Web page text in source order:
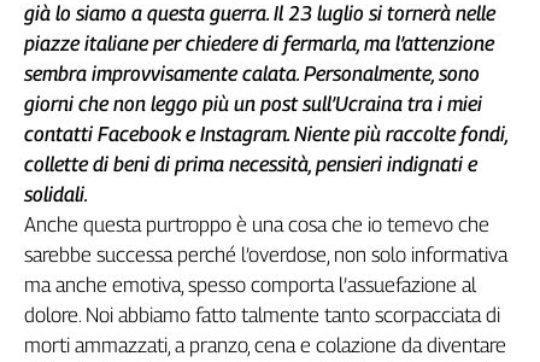
già lo siamo a questa guerra. Il 23 luglio si tornerà nelle
piazze italiane per chiedere di fermarla, ma l’attenzione
sembra improvvisamente calata. Personalmente, sono
giorni che non leggo più un post sull’Ucraina tra i miei
contatti Facebook e Instagram. Niente più raccolte fondi,
collette di beni di prima necessità, pensieri indignati e
solidali.
Anche questa purtroppo è una cosa che io temevo che
sarebbe successa perché l’overdose, non solo informativa
ma anche emotiva, spesso comporta l’assuefazione al
dolore. Noi abbiamo fatto talmente tanto scorpacciata di
morti ammazzati, a pranzo, cena e colazione da diventare